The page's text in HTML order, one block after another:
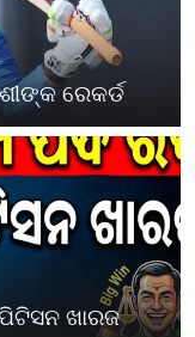
ରେକର୍ଡ
ଖାରଜ